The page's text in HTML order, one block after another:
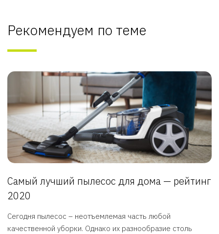
Рекомендуем по теме
Самый лучший пылесос для дома — рейтинг
2020
Сегодня пылесос – неотъемлемая часть любой
качественной уборки. Однако их разнообразие столь